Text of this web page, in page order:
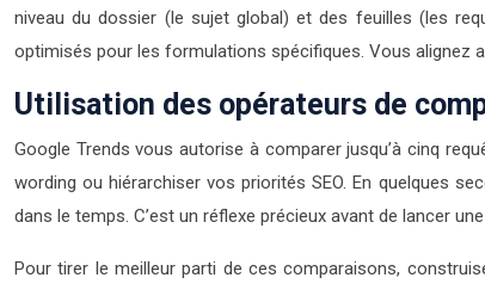
niveau du dossier (le sujet global) et des feuilles (les
optimisés pour les formulations spécifiques. Vous alignez
Utilisation des opérateurs de
Google Trends vous autorise à comparer jusqu’à cinq
wording ou hiérarchiser vos priorités SEO. En quelques
dans le temps. C’est un réflexe précieux avant de lancer
Pour tirer le meilleur parti de ces comparaisons,